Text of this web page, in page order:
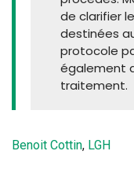
de clarifier
destinées
protocole
également
traitement.
Benoit Cottin, LGH